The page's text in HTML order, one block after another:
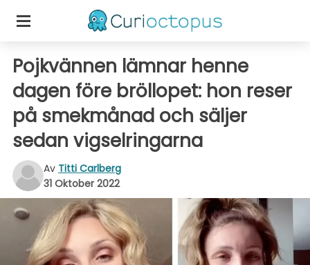
Pojkvännen lämnar henne
dagen före bröllopet: hon reser
på smekmånad och säljer
sedan vigselringarna
Av Titti Carlberg
31 Oktober 2022